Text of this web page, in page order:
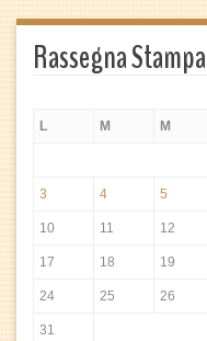
Rassegna Stampa
L
M M
3 4 5
10 11 12
17 18 19
24 25 26
31